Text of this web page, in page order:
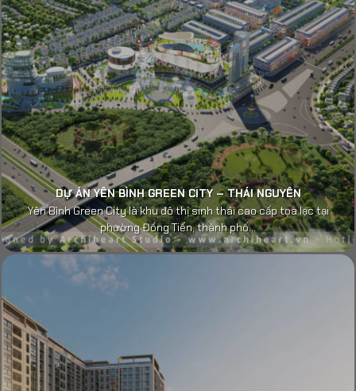
DỰ ÁN YÊN BÌNH GREEN CITY – THÁI NGUYÊN
Yên Bình Green City là khu đô thị sinh thái cao cấp tọa lạc tại
phường Đồng Tiến, thành phố...